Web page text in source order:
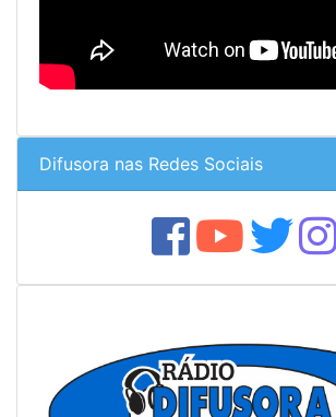
Difusora nas Redes Sociais